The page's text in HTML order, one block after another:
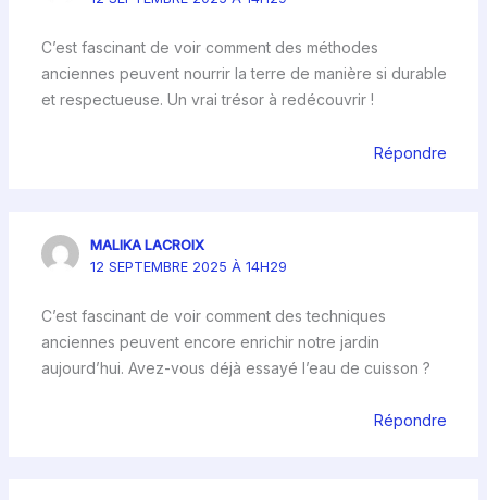
C’est fascinant de voir comment des méthodes
anciennes peuvent nourrir la terre de manière si durable
et respectueuse. Un vrai trésor à redécouvrir !
Répondre
MALIKA LACROIX
12 SEPTEMBRE 2025 À 14H29
C’est fascinant de voir comment des techniques
anciennes peuvent encore enrichir notre jardin
aujourd’hui. Avez-vous déjà essayé l’eau de cuisson ?
Répondre